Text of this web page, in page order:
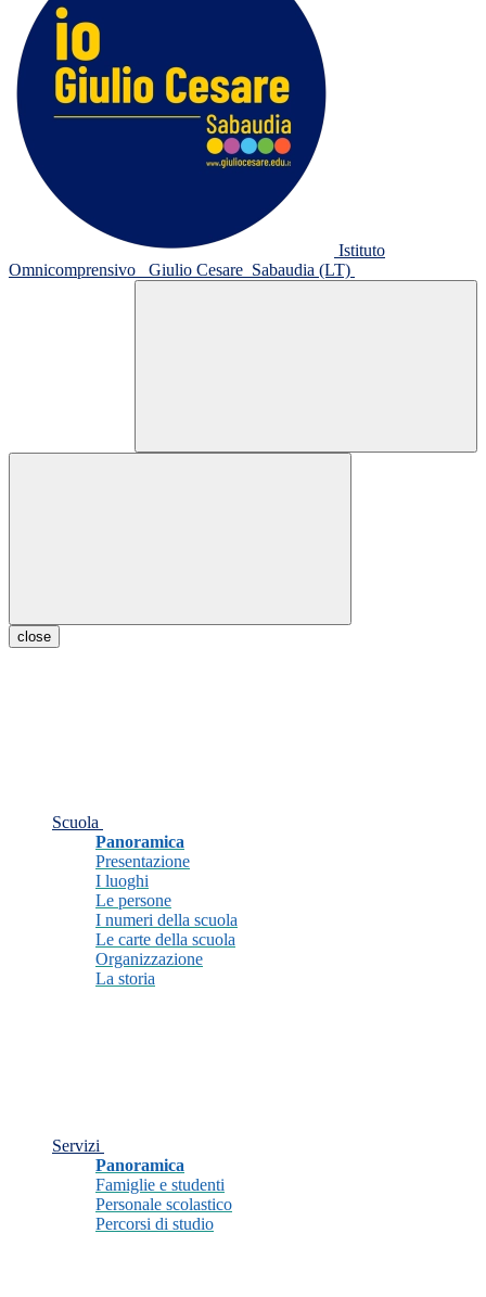
Istituto
Omnicomprensivo
Giulio Cesare Sabaudia (LT)
close
Scuola
Panoramica
Presentazione
I luoghi
Le persone
I numeri della scuola
Le carte della scuola
Organizzazione
La storia
Servizi
Panoramica
Famiglie e studenti
Personale scolastico
Percorsi di studio